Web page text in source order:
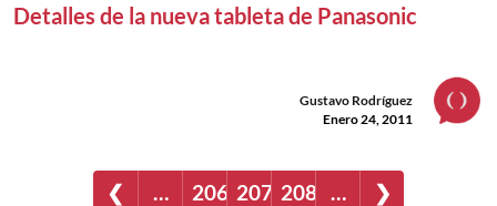
Detalles de la nueva tableta de Panasonic
Gustavo Rodríguez
Enero 24, 2011
❮ … 206 207 208 … ❯